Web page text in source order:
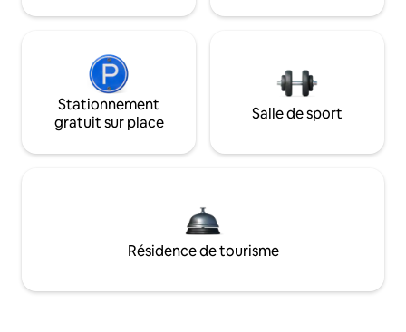
Stationnement
gratuit sur place
Salle de sport
Résidence de tourisme